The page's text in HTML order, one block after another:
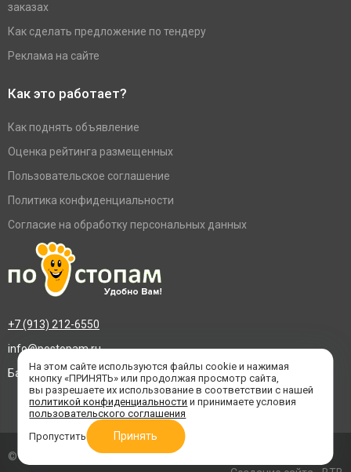
заказах
Как сделать предложение по тендеру
Реклама на сайте
Как это работает?
Как поднять объявление
Оценка рейтинга размещенных
Пользовательское соглашение
Политика конфиденциальности
Согласие на обработку персональных данных
+7 (913) 212-6550
info@postopam.ru
Барнаул, пр. Социалистический 109, оф.455
© 2016–2026 «По стопам»
На этом сайте используются файлы cookie и нажимая
кнопку «ПРИНЯТЬ» или продолжая просмотр сайта,
вы разрешаете их использование в соответствии с нашей
политикой конфиденциальности и принимаете условия
пользовательского соглашения
Пропустить
Принять